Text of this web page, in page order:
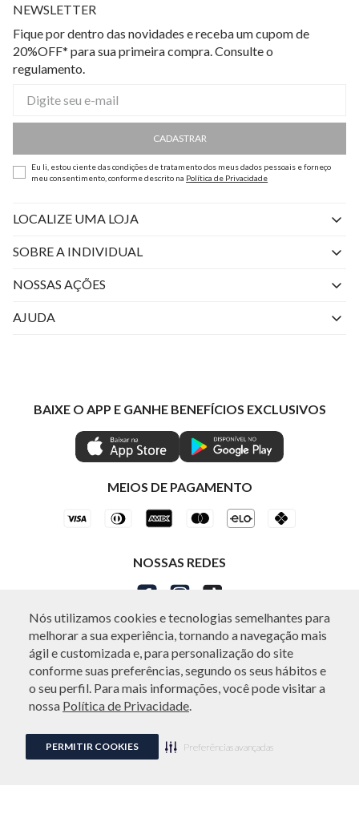
Nós utilizamos cookies e tecnologias semelhantes para
melhorar a sua experiência, tornando a navegação mais
ágil e customizada e, para personalização do site
conforme suas preferências, segundo os seus hábitos e
o seu perfil. Para mais informações, você pode visitar a
nossa Política de Privacidade.
PERMITIR COOKIES Preferências avançadas
NEWSLETTER
Fique por dentro das novidades e receba um cupom de
20%OFF* para sua primeira compra. Consulte o
regulamento.
CADASTRAR
Eu li, estou ciente das condições de tratamento dos meus dados pessoais e forneço
meu consentimento, conforme descrito na Política de Privacidade
LOCALIZE UMA LOJA
SOBRE A INDIVIDUAL
Quem Somos
Painel de Privacidade
Gestão de Preferências
NOSSAS AÇÕES
Livelo
IND CASHBACK
AJUDA
Trocas e Devoluções
Regulamentos
Seja Um Revendedor
Shop by WhatsApp Individual
BAIXE O APP E GANHE BENEFÍCIOS EXCLUSIVOS
MEIOS DE PAGAMENTO
NOSSAS REDES
se no direito de corrigir ou alterar informações como: preços, promoções e
disponibilidade de estoque a qualquer momento.
Em caso de dúvidas: